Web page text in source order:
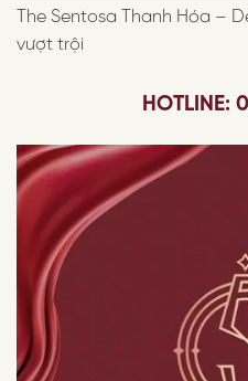
The Sentosa Thanh Hóa –
vượt trội
HOTLINE: